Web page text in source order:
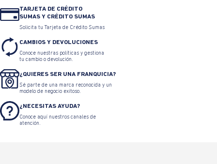
DÍA SIN IVA •Black Friday •Black Weekend
Black Days •Día de la madre
TARJETA DE CRÉDITO
SUMAS Y CRÉDITO SUMAS
Solicita tu Tarjeta de Crédito Sumas
CAMBIOS Y DEVOLUCIONES
Conoce nuestras políticas y gestiona
tu cambio o devolución.
¿QUIERES SER UNA FRANQUICIA?
Sé parte de una marca reconocida y un
modelo de negocio exitoso.
¿NECESITAS AYUDA?
Conoce aquí nuestros canales de
atención.